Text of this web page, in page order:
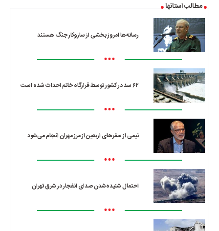
مطالب استانها
رسانه‌ها امروز بخشی از سازوکار جنگ هستند
•••
۶۲ سد در کشور توسط قرارگاه خاتم احداث شده است
•••
نیمی از سفرهای اربعین از مرز مهران انجام می‌شود
•••
احتمال شنیده‌شدن صدای انفجار در شرق تهران
•••